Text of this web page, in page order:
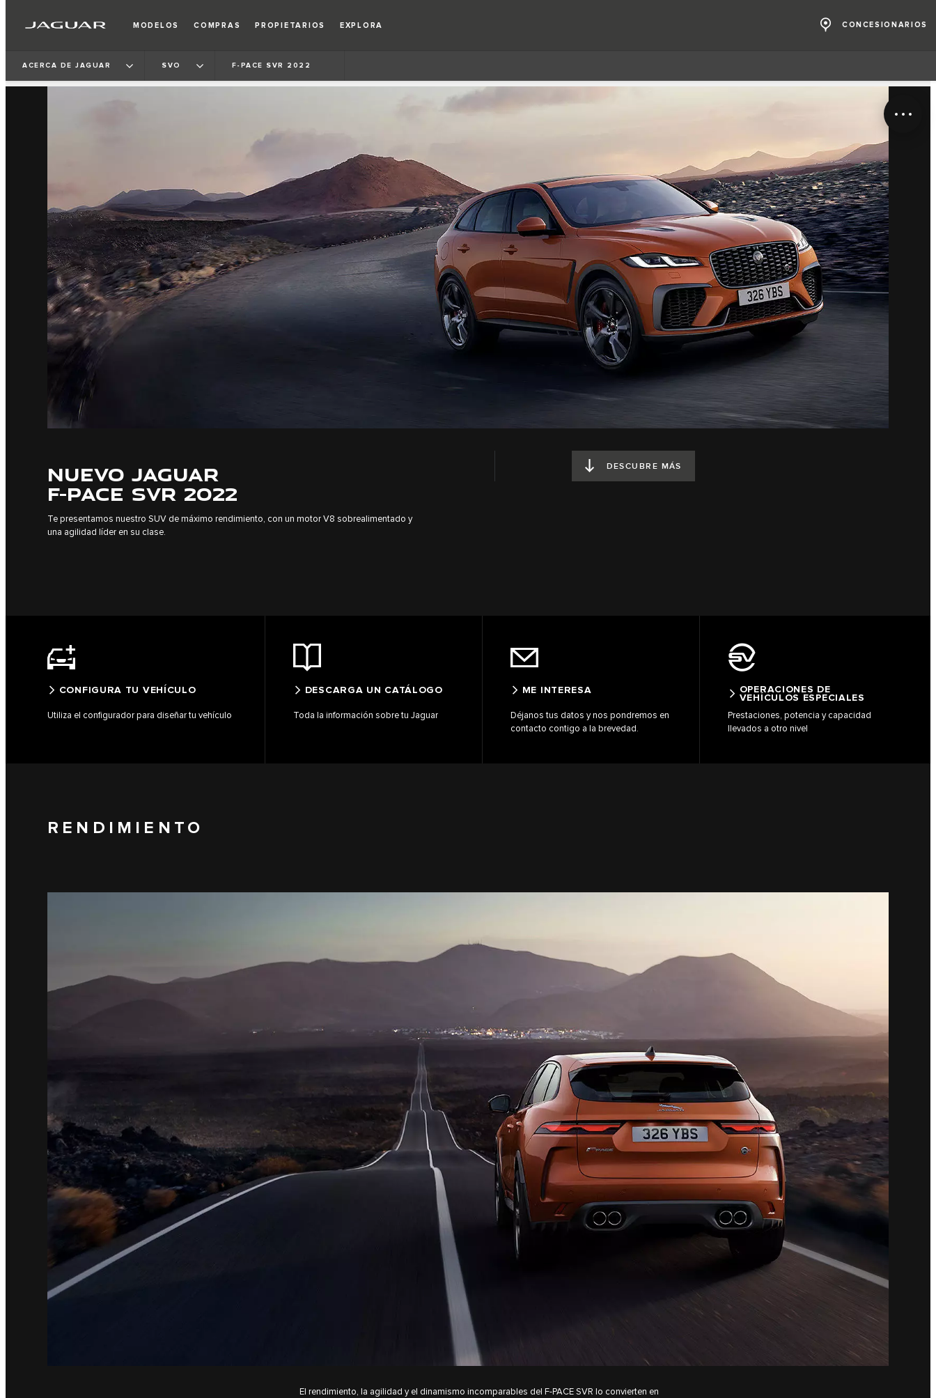
MODELOS COMPRAS PROPIETARIOS EXPLORA CONCESIONARIOS
ACERCA DE JAGUAR SVO F-PACE SVR 2022
NUEVO JAGUAR
F-PACE SVR 2022
Te presentamos nuestro SUV de máximo rendimiento, con un motor V8 sobrealimentado y
una agilidad líder en su clase.
DESCUBRE MÁS
CONFIGURA TU VEHÍCULO
Utiliza el configurador para diseñar tu vehículo
DESCARGA UN CATÁLOGO
Toda la información sobre tu Jaguar
ME INTERESA
Déjanos tus datos y nos pondremos en
contacto contigo a la brevedad.
OPERACIONES DE
VEHÍCULOS ESPECIALES
Prestaciones, potencia y capacidad
llevados a otro nivel
RENDIMIENTO
El rendimiento, la agilidad y el dinamismo incomparables del F-PACE SVR lo convierten en